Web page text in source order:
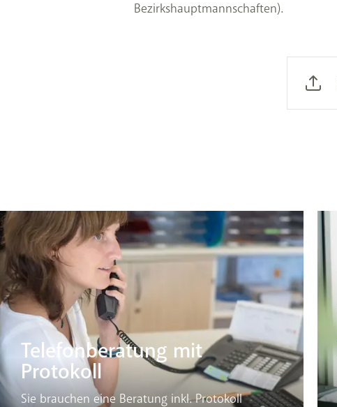
Bezirkshauptmannschaften).
Telefonberatung mit
Protokoll
Sie brauchen eine Beratung inkl. Protokoll